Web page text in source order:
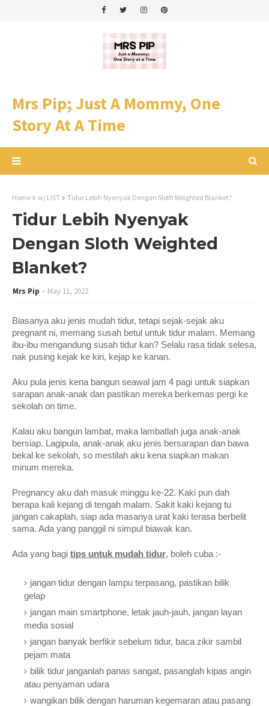
Mrs Pip; Just A Mommy, One
Story At A Time
Home w/ LIST Tidur Lebih Nyenyak Dengan Sloth Weighted Blanket?
Tidur Lebih Nyenyak
Dengan Sloth Weighted
Blanket?
Mrs Pip May 11, 2022
Biasanya aku jenis mudah tidur, tetapi sejak-sejak aku
pregnant ni, memang susah betul untuk tidur malam. Memang
ibu-ibu mengandung susah tidur kan? Selalu rasa tidak selesa,
nak pusing kejak ke kiri, kejap ke kanan.
Aku pula jenis kena bangun seawal jam 4 pagi untuk siapkan
sarapan anak-anak dan pastikan mereka berkemas pergi ke
sekolah on time.
Kalau aku bangun lambat, maka lambatlah juga anak-anak
bersiap. Lagipula, anak-anak aku jenis bersarapan dan bawa
bekal ke sekolah, so mestilah aku kena siapkan makan
minum mereka.
Pregnancy aku dah masuk minggu ke-22. Kaki pun dah
berapa kali kejang di tengah malam. Sakit kaki kejang tu
jangan cakaplah, siap ada masanya urat kaki terasa berbelit
sama. Ada yang panggil ni simpul biawak kan.
Ada yang bagi tips untuk mudah tidur, boleh cuba :-
jangan tidur dengan lampu terpasang, pastikan bilik
gelap
jangan main smartphone, letak jauh-jauh, jangan layan
media sosial
jangan banyak berfikir sebelum tidur, baca zikir sambil
pejam mata
bilik tidur janganlah panas sangat, pasanglah kipas angin
atau penyaman udara
wangikan bilik dengan haruman kegemaran atau pasang